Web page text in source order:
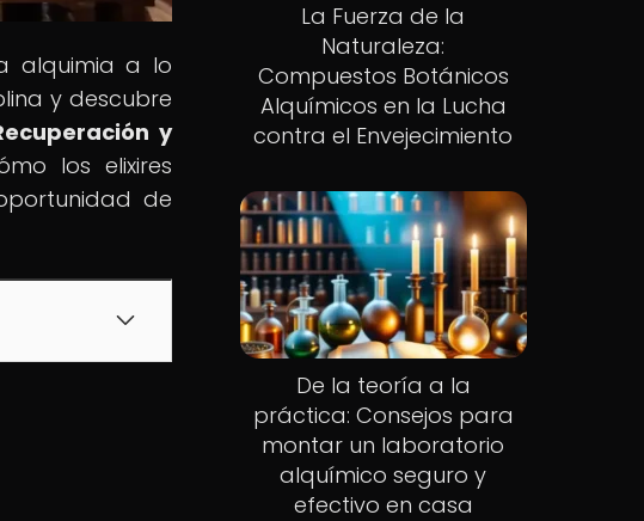
alquimia a lo
y descubre
y
los elixires
de
La Fuerza de la
Naturaleza:
Compuestos Botánicos
Alquímicos en la Lucha
contra el Envejecimiento
De la teoría a la
práctica: Consejos para
montar un laboratorio
alquímico seguro y
efectivo en casa